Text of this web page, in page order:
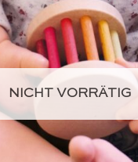
NICHT VORRÄTIG